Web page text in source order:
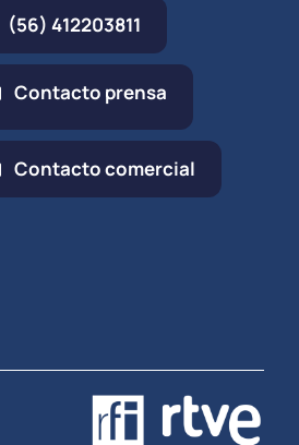
(56) 412203811
Contacto prensa
Contacto comercial